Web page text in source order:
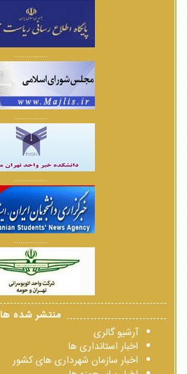
................
................
................
................
منتشر شده ها
آرشیو گالری
اخبار استانداری ها
اخبار سازمان شهرداری های کشور